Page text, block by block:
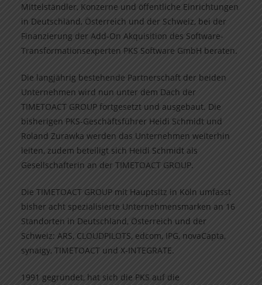
Mittelständler, Konzerne und öffentliche Einrichtungen
in Deutschland, Österreich und der Schweiz, bei der
Finanzierung der Add-On Akquisition des Software-
Transformationsexperten PKS Software GmbH beraten.
Die langjährig bestehende Partnerschaft der beiden
Unternehmen wird nun unter dem Dach der
TIMETOACT GROUP fortgesetzt und ausgebaut. Die
bisherigen PKS-Geschäftsführer Heidi Schmidt und
Roland Zurawka werden das Unternehmen weiterhin
leiten, zudem beteiligt sich Heidi Schmidt als
Gesellschafterin an der TIMETOACT GROUP.
Die TIMETOACT GROUP mit Hauptsitz in Köln umfasst
bisher acht spezialisierte Unternehmensmarken an 16
Standorten in Deutschland, Österreich und der
Schweiz: ARS, CLOUDPILOTS, edcom, IPG, novaCapta,
synaigy, TIMETOACT und X-INTEGRATE.
1991 gegründet, hat sich die PKS auf die